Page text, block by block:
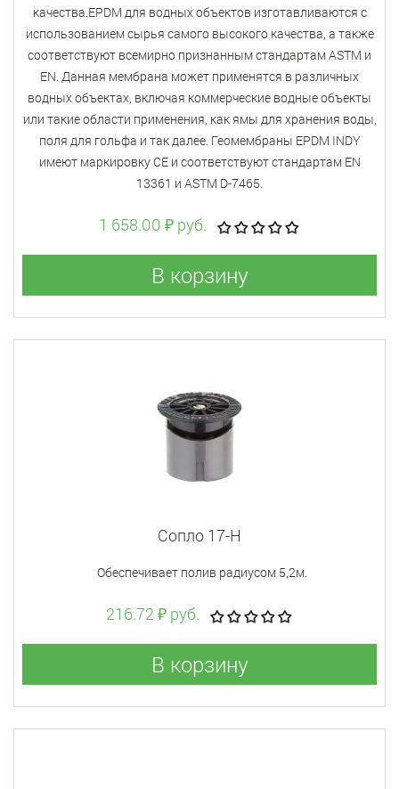
качества.EPDM для водных объектов изготавливаются с
использованием сырья самого высокого качества, а также
соответствуют всемирно признанным стандартам ASTM и
EN. Данная мембрана может применятся в различных
водных объектах, включая коммерческие водные объекты
или такие области применения, как ямы для хранения воды,
поля для гольфа и так далее. Геомембраны EPDM INDY
имеют маркировку CE и соответствуют стандартам EN
13361 и ASTM D-7465.
1 658.00 ₽ руб.
В корзину
Сопло 17-H
Обеспечивает полив радиусом 5,2м.
216.72 ₽ руб.
В корзину